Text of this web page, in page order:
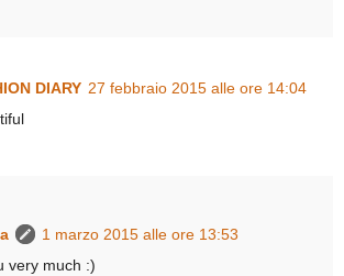
DIARY 27 febbraio 2015 alle ore 14:04
1 marzo 2015 alle ore 13:53
very much :)